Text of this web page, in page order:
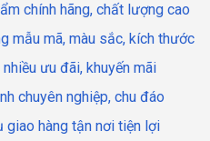
chính hãng, chất lượng cao
mẫu mã, màu sắc, kích thước
nhiều ưu đãi, khuyến mãi
chuyên nghiệp, chu đáo
giao hàng tận nơi tiện lợi